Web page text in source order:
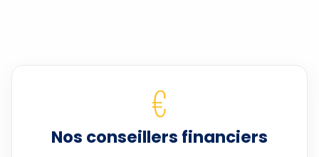
€
Nos conseillers financiers